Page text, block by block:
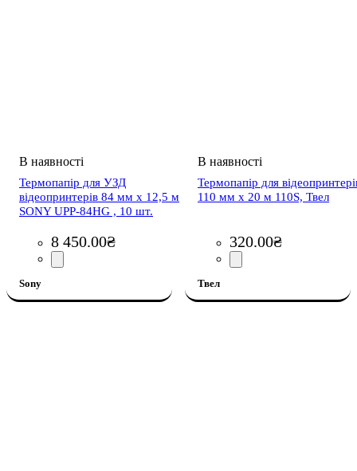
Термопапір для УЗД
відеопринтерів 84 мм x 12,5 м
SONY UPP-84HG , 10 шт.
8 450.00₴
Sony
Термопапір для
110 мм x 20 м 110S, Твел
320.00₴
Твел